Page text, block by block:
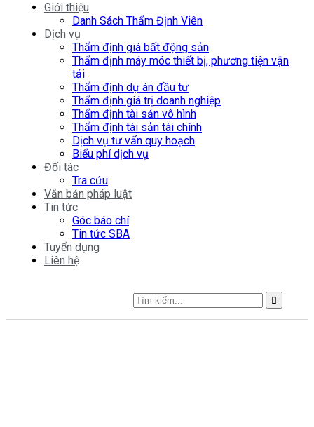
Giới thiệu
Danh Sách Thẩm Định Viên
Dịch vụ
Thẩm định giá bất động sản
Thẩm định máy móc thiết bị, phương tiện vận
tải
Thẩm định dự án đầu tư
Thẩm định giá trị doanh nghiệp
Thẩm định tài sản vô hình
Thẩm định tài sản tài chính
Dịch vụ tư vấn quy hoạch
Biểu phí dịch vụ
Đối tác
Tra cứu
Văn bản pháp luật
Tin tức
Góc báo chí
Tin tức SBA
Tuyển dụng
Liên hệ